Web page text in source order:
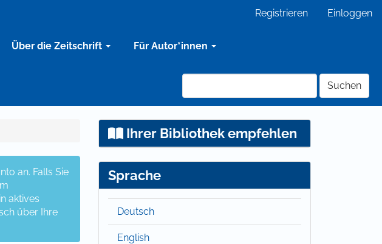
Registrieren Einloggen
Über die Zeitschrift Für Autor*innen
Suchen
an. Falls Sie
aktives
über Ihre
Ihrer Bibliothek empfehlen
Sprache
Deutsch
English